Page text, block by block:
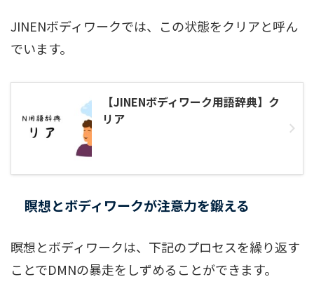
JINENボディワークでは、この状態をクリアと呼ん
でいます。
【JINENボディワーク用語辞典】ク
リア
瞑想とボディワークが注意力を鍛える
瞑想とボディワークは、下記のプロセスを繰り返す
ことでDMNの暴走をしずめることができます。